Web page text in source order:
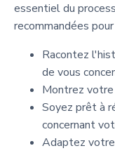
essentiel du
recommandées
Racontez
de vous
Montrez
Soyez prêt à
concernant
Adaptez